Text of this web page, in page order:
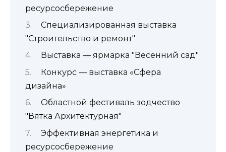
ресурсосбережение
Специализированная выставка
"Строительство и ремонт"
Выставка — ярмарка "Весенний сад"
Конкурс — выставка «Сфера
дизайна»
Областной фестиваль зодчество
"Вятка Архитектурная"
Эффективная энергетика и
ресурсосбережение